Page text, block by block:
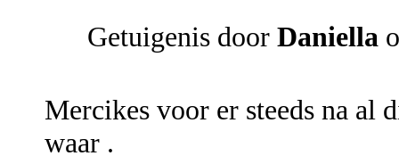
Getuigenis door Daniella
Mercikes voor er steeds na al
waar .